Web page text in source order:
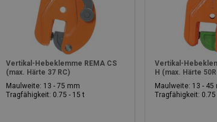
Hebeklemmen.
Vertikal-Hebeklemme REMA CS
(max. Härte 37 RC)
Maulweite: 13 - 75 mm
Tragfähigkeit: 0.75 - 15 t
Vertikal-
H (max. Härte
Maulweite: 13 - 45
Tragfähigkeit: 0.75